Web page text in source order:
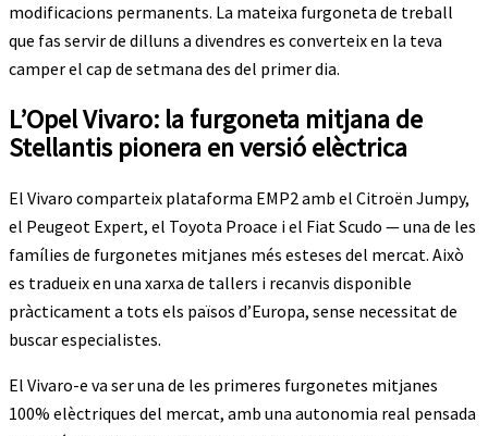
modificacions permanents. La mateixa furgoneta de treball
que fas servir de dilluns a divendres es converteix en la teva
camper el cap de setmana des del primer dia.
L’Opel Vivaro: la furgoneta mitjana de
Stellantis pionera en versió elèctrica
El Vivaro comparteix plataforma EMP2 amb el Citroën Jumpy,
el Peugeot Expert, el Toyota Proace i el Fiat Scudo — una de les
famílies de furgonetes mitjanes més esteses del mercat. Això
es tradueix en una xarxa de tallers i recanvis disponible
pràcticament a tots els països d’Europa, sense necessitat de
buscar especialistes.
El Vivaro-e va ser una de les primeres furgonetes mitjanes
100% elèctriques del mercat, amb una autonomia real pensada